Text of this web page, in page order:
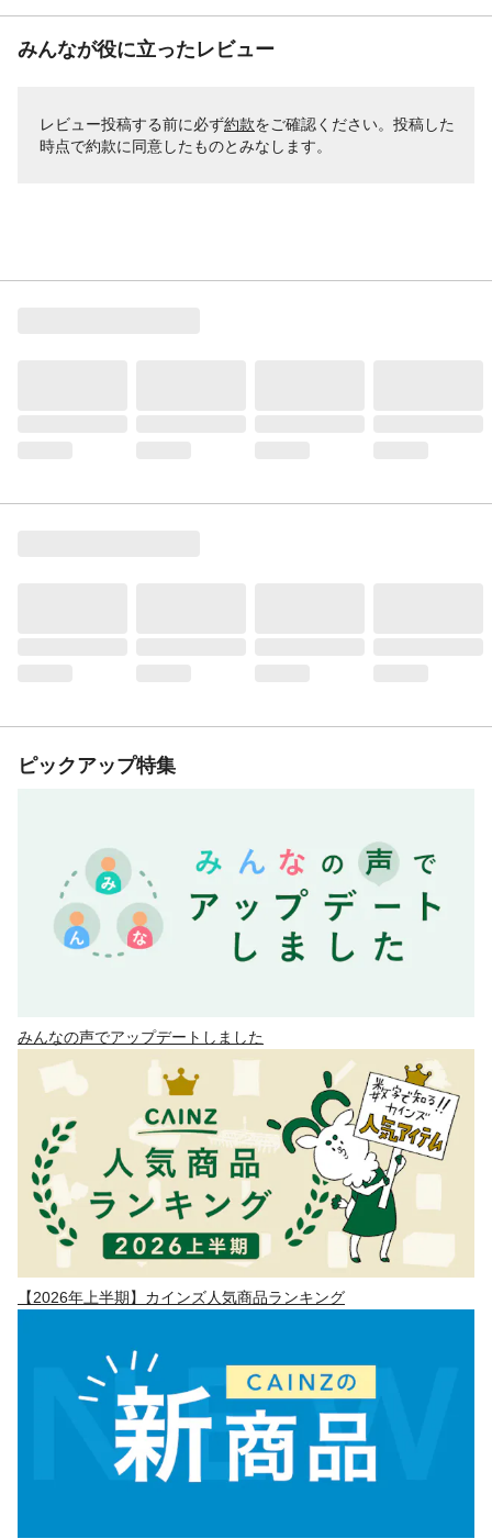
みんなが役に立ったレビュー
レビュー投稿する前に必ず約款をご確認ください。投稿した
時点で約款に同意したものとみなします。
ピックアップ特集
みんなの声でアップデートしました
【2026年上半期】カインズ人気商品ランキング